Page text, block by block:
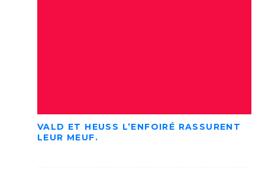
VALD ET HEUSS L’ENFOIRÉ RASSURENT
LEUR MEUF.